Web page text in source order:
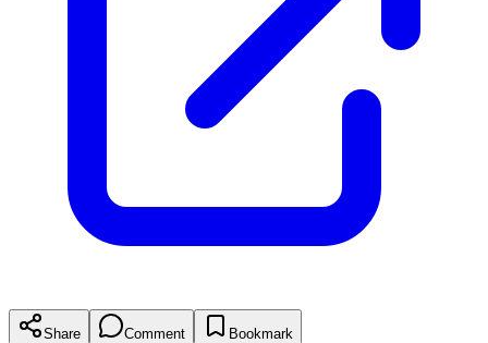
Share Comment Bookmark